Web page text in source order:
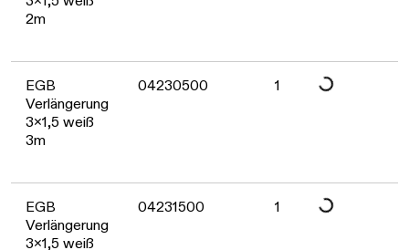
2m
EGB
Verlängerung
3x1,5 weiß
3m
04230500 1 Daten werden
EGB
Verlängerung
3x1,5 weiß
04231500 1 Daten werden